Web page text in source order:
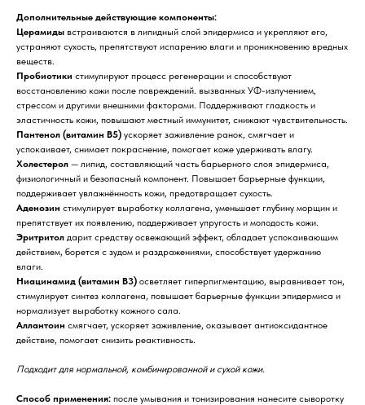
Дополнительные действующие компоненты:
Церамиды встраиваются в липидный слой эпидермиса и укрепляют его,
устраняют сухость, препятствуют испарению влаги и проникновению вредных
веществ.
Пробиотики стимулируют процесс регенерации и способствуют
восстановлению кожи после повреждений. вызванных УФ-излучением,
стрессом и другими внешними факторами. Поддерживают гладкость и
эластичность кожи, повышают местный иммунитет, снижают чувствительность.
Пантенол (витамин B5) ускоряет заживление ранок, смягчает и
успокаивает, снимает покраснение, помогает коже удерживать влагу.
Холестерол — липид, составляющий часть барьерного слоя эпидермиса,
физиологичный и безопасный компонент. Повышает барьерные функции,
поддерживает увлажнённость кожи, предотвращает сухость.
Аденозин стимулирует выработку коллагена, уменьшает глубину морщин и
препятствует их появлению, поддерживает упругость и молодость кожи.
Эритритол дарит средству освежающий эффект, обладает успокаивающим
действием, борется с зудом и раздражениями, способствует удержанию
влаги.
Ниацинамид (витамин B3) осветляет гиперпигментацию, выравнивает тон,
стимулирует синтез коллагена, повышает барьерные функции эпидермиса и
нормализует выработку кожного сала.
Аллантоин смягчает, ускоряет заживление, оказывает антиоксидантное
действие, помогает снизить реактивность.
Подходит для нормальной, комбинированной и сухой кожи.
Способ применения: после умывания и тонизирования нанесите сыворотку